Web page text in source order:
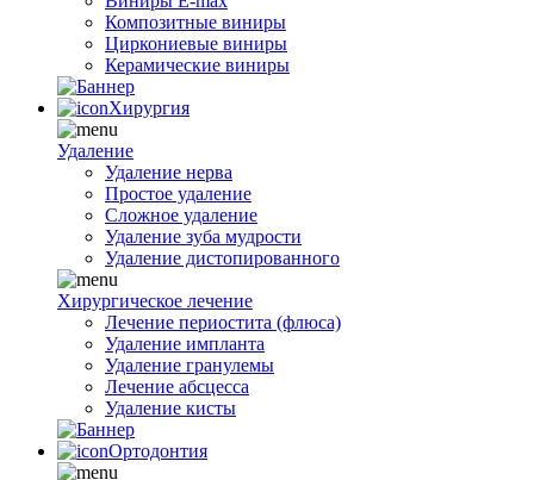
Композитные виниры
Циркониевые виниры
Керамические виниры
Хирургия
Удаление
Удаление нерва
Простое удаление
Сложное удаление
Удаление зуба мудрости
Удаление дистопированного
Хирургическое лечение
Лечение периостита (флюса)
Удаление импланта
Удаление гранулемы
Лечение абсцесса
Удаление кисты
Ортодонтия